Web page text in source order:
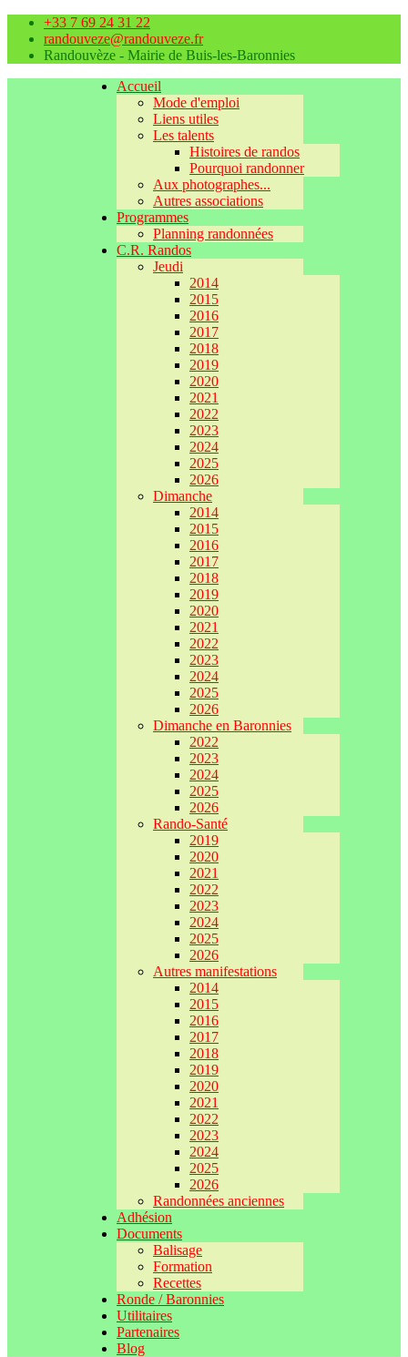
+33 7 69 24 31 22
randouveze@randouveze.fr
Randouvèze - Mairie de Buis-les-Baronnies
Accueil
Mode d'emploi
Liens utiles
Les talents
Histoires de randos
Pourquoi randonner
Aux photographes...
Autres associations
Programmes
Planning randonnées
C.R. Randos
Jeudi
2014
2015
2016
2017
2018
2019
2020
2021
2022
2023
2024
2025
2026
Dimanche
2014
2015
2016
2017
2018
2019
2020
2021
2022
2023
2024
2025
2026
Dimanche en Baronnies
2022
2023
2024
2025
2026
Rando-Santé
2019
2020
2021
2022
2023
2024
2025
2026
Autres manifestations
2014
2015
2016
2017
2018
2019
2020
2021
2022
2023
2024
2025
2026
Randonnées anciennes
Adhésion
Documents
Balisage
Formation
Recettes
Ronde / Baronnies
Utilitaires
Partenaires
Blog